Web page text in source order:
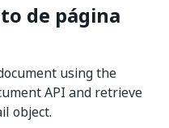
de página
using the
API and retrieve
object.